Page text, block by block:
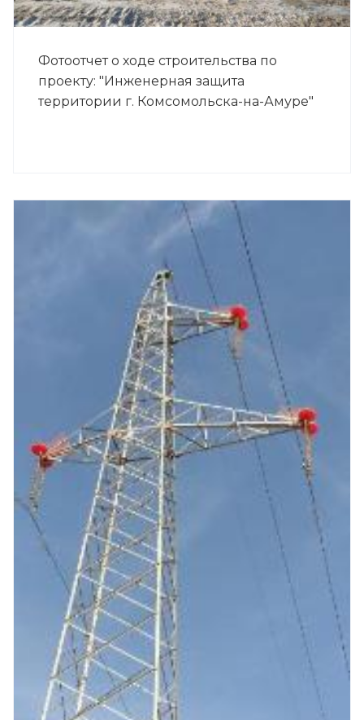
Фотоотчет о ходе строительства по
проекту: "Инженерная защита
территории г. Комсомольска-на-Амуре"